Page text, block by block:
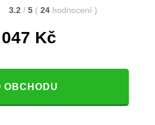
3.2 / 5 ( 24 hodnocení )
Kč
OBCHODU